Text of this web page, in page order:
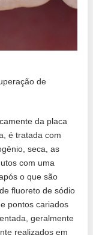
de
da placa
é tratada com
seca, as
com uma
o que são
fluoreto de sódio
pontos cariados
geralmente
realizados em